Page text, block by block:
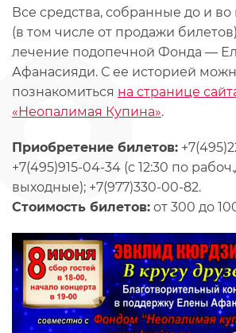
Все средства, собранные до и
(в том числе от продажи
лечение подопечной Фонда —
Афанасияди. С ее историей
познакомиться на странице
«Неопалимая Купина».
Приобретение билетов:
+7(495)915-04-34 (c 12:30 по
выходные); +7(977)330-00-82.
Стоимость билетов: от 300 до